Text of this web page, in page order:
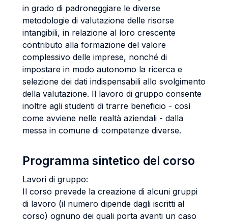
in grado di padroneggiare le diverse
metodologie di valutazione delle risorse
intangibili, in relazione al loro crescente
contributo alla formazione del valore
complessivo delle imprese, nonché di
impostare in modo autonomo la ricerca e
selezione dei dati indispensabili allo svolgimento
della valutazione. Il lavoro di gruppo consente
inoltre agli studenti di trarre beneficio - così
come avviene nelle realtà aziendali - dalla
messa in comune di competenze diverse.
Programma sintetico del corso
Lavori di gruppo:
Il corso prevede la creazione di alcuni gruppi
di lavoro (il numero dipende dagli iscritti al
corso) ognuno dei quali porta avanti un caso